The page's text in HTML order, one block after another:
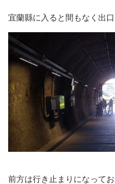
宜蘭縣に入ると間もなく出
前方は行き止まりになって